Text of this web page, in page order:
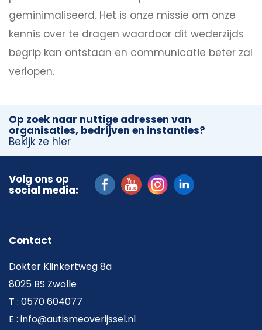
geminimaliseerd. Het is onze missie om onze
kennis over te dragen waardoor dit wederzijds
begrip kan ontstaan en communicatie beter zal
verlopen.
Op zoek naar nuttige adressen van
organisaties, bedrijven en instanties?
Bekijk ze hier
Volg ons op
social media:
Contact
Dokter Klinkertweg 8a
8025 BS Zwolle
T : 0570 604077
E : info@autismeoverijssel.nl